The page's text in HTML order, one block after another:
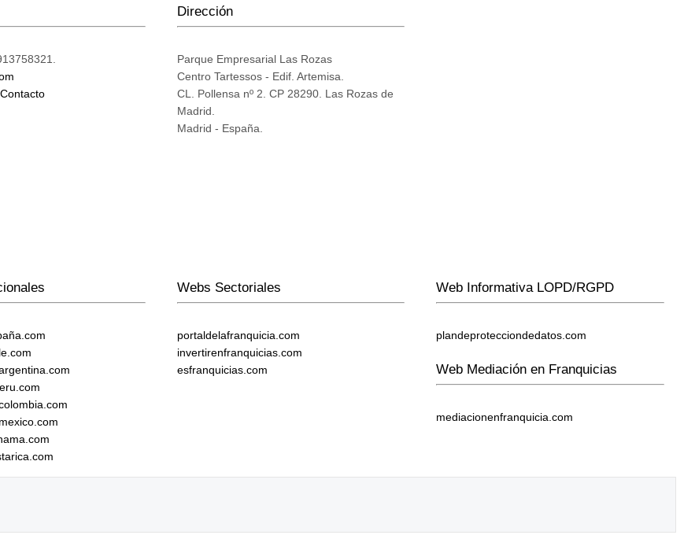
Dirección
Parque Empresarial Las Rozas
Centro Tartessos - Edif. Artemisa.
CL. Pollensa nº 2. CP 28290. Las Rozas de
Madrid.
Madrid - España.
Webs Sectoriales
portaldelafranquicia.com
invertirenfranquicias.com
esfranquicias.com
Web Informativa LOPD/RGPD
plandeprotecciondedatos.com
Web Mediación en Franquicias
mediacionenfranquicia.com